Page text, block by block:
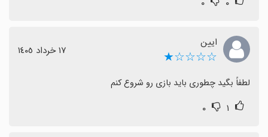
۰ ۰
ایین
☆☆☆☆★ ١٧ خرداد ١٤٠٥
لطفاً بگید چطوری باید بازی رو شروع کنم
۱ ۰